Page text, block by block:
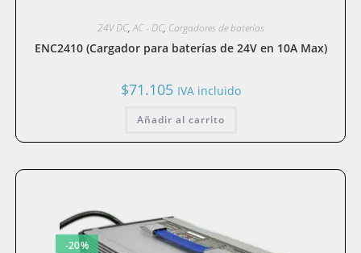
24V DC,AC - DC, Cargadores de baterías
ENC2410 (Cargador para baterías de 24V en 10A Max)
$71.105 IVA incluido
Añadir al carrito
-20%